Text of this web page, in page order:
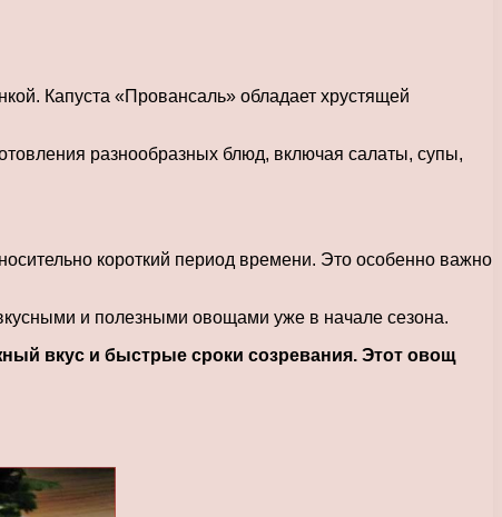
Капуста «Провансаль» обладает хрустящей
разнообразных блюд, включая салаты, супы,
короткий период времени. Это особенно важно
и полезными овощами уже в начале сезона.
вкус и быстрые сроки созревания. Этот овощ